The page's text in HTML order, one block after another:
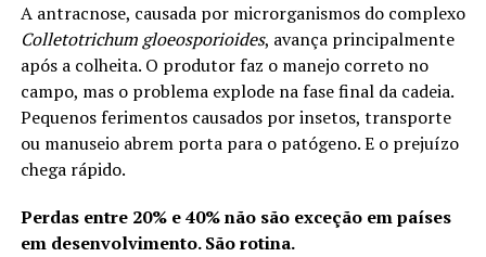
A antracnose, causada por microrganismos do complexo
Colletotrichum gloeosporioides, avança principalmente
após a colheita. O produtor faz o manejo correto no
campo, mas o problema explode na fase final da cadeia.
Pequenos ferimentos causados por insetos, transporte
ou manuseio abrem porta para o patógeno. E o prejuízo
chega rápido.
Perdas entre 20% e 40% não são exceção em países
em desenvolvimento. São rotina.